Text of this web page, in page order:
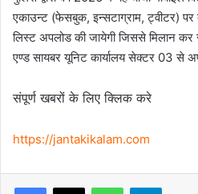
एकाउन्ट (फेसबुक, इन्सटाग्राम, ट्वीटर) पर
लिस्ट अपलोड की जायेगी जिससे मिलान कर
एण्ड सायबर यूनिट कार्यालय सेक्टर 03 से
संपूर्ण खबरों के लिए क्लिक करे
https://jantakikalam.com
Facebook
X WhatsApp